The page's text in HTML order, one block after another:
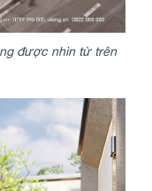
được nhìn từ trên